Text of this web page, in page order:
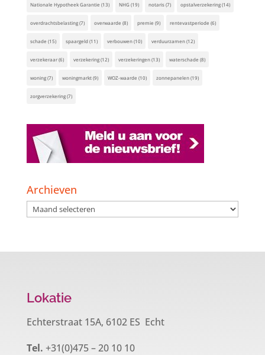
Nationale Hypotheek Garantie (13) NHG(19) notaris(7) opstalverzekering(14)
overdrachtsbelasting(7) overwaarde (8) premie (9) rentevastperiode (6)
schade (15) spaargeld(11) verbouwen(10) verduurzamen(12)
verzekeraar(6) verzekering(12) verzekeringen(13) waterschade (8)
woning(7) woningmarkt(9) WOZ-waarde (10) zonnepanelen(19)
zorgverzekering(7)
Archieven
Archieven
Lokatie
Echterstraat 15A, 6102 ES Echt
Tel. +31(0)475 – 20 10 10